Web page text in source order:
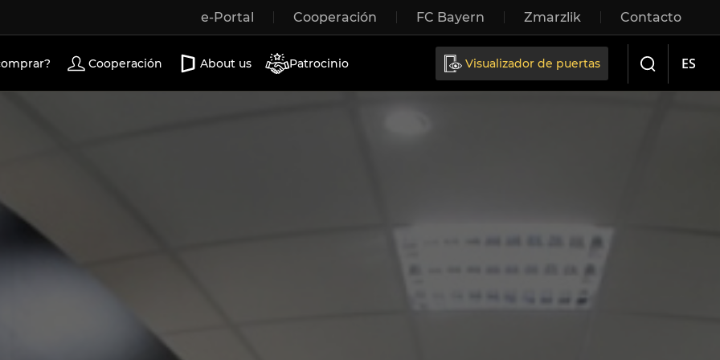
e-Portal Cooperación FC Bayern Zmarzlik Contacto
Exterior doors Terrace doors Sliding doors
Cooperación About us Patrocinio Visualizador de puertas ES